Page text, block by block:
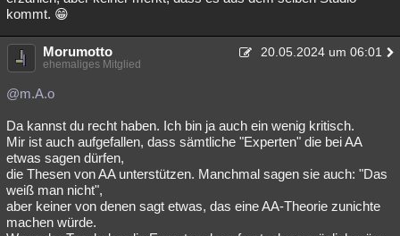
kommt. 😁
Morumotto 20.05.2024 um 06:01
ehemaliges Mitglied
@m.A.o
Da kannst du recht haben. Ich bin ja auch ein wenig kritisch.
Mir ist auch aufgefallen, dass sämtliche "Experten" die bei AA
etwas sagen dürfen,
die Thesen von AA unterstützen. Manchmal sagen sie auch: "Das
weiß man nicht",
aber keiner von denen sagt etwas, das eine AA-Theorie zunichte
machen würde.